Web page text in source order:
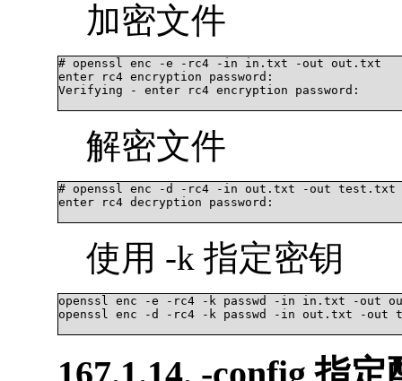
加密文件
# openssl enc -e -rc4 -in in.txt -out out.txt
enter rc4 encryption password:
Verifying - enter rc4 encryption password:
解密文件
# openssl enc -d -rc4 -in out.txt -out test.txt
enter rc4 decryption password:
使用 -k 指定密钥
openssl enc -e -rc4 -k passwd -in in.txt -out
openssl enc -d -rc4 -k passwd -in out.txt -out